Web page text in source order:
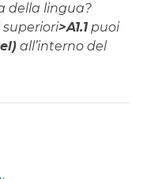
della lingua?
superiori>A1.1puoi
all’interno del